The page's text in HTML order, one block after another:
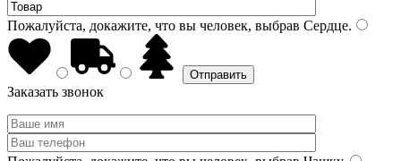
Пожалуйста, докажите, что вы человек, выбрав Сердце.
Заказать звонок